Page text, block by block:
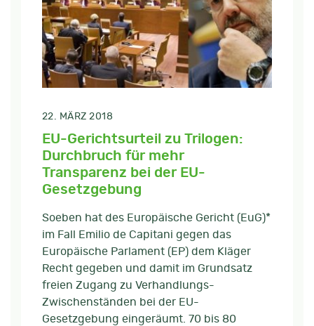
22. MÄRZ 2018
EU-Gerichtsurteil zu Trilogen:
Durchbruch für mehr
Transparenz bei der EU-
Gesetzgebung
Soeben hat des Europäische Gericht (EuG)*
im Fall Emilio de Capitani gegen das
Europäische Parlament (EP) dem Kläger
Recht gegeben und damit im Grundsatz
freien Zugang zu Verhandlungs-
Zwischenständen bei der EU-
Gesetzgebung eingeräumt. 70 bis 80